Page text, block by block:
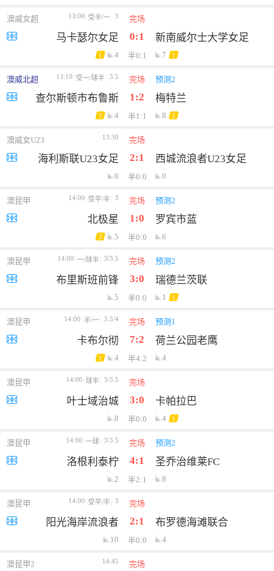
澳威女超 13:00 受半/一 3 完场
马卡瑟尔女足 0:1 新南威尔士大学女足
1 4 半0:1 7 1
澳威北超 13:10 受一/球半 3.5 完场 预测2
查尔斯顿市布鲁斯 1:2 梅特兰
3 4 半1:1 8 2
澳威女U23 13:30 完场
海利斯联U23女足 2:1 西城流浪者U23女足
0 半0:0 0
澳昆甲 14:00 受平/半 3 完场 预测2
北极星 1:0 罗宾市蓝
3 5 半0:0 6
澳昆甲 14:00 一/球半 3/3.5 完场 预测2
布里斯班前锋 3:0 瑞德兰茨联
5 半0:0 1 1
澳昆甲 14:00 半/一 3.5/4 完场 预测1
卡布尔彻 7:2 荷兰公园老鹰
1 4 半4:2 4
澳昆甲 14:00 球半 3/3.5 完场
叶士域治城 3:0 卡帕拉巴
8 半0:0 4 1
澳昆甲 14:00 一球 3/3.5 完场 预测2
洛根利泰柠 4:1 圣乔治维莱FC
2 半2:1 8
澳昆甲 14:00 受平/半 3 完场
阳光海岸流浪者 2:1 布罗德海滩联合
10 半0:0 4
澳昆甲2 14:45 完场